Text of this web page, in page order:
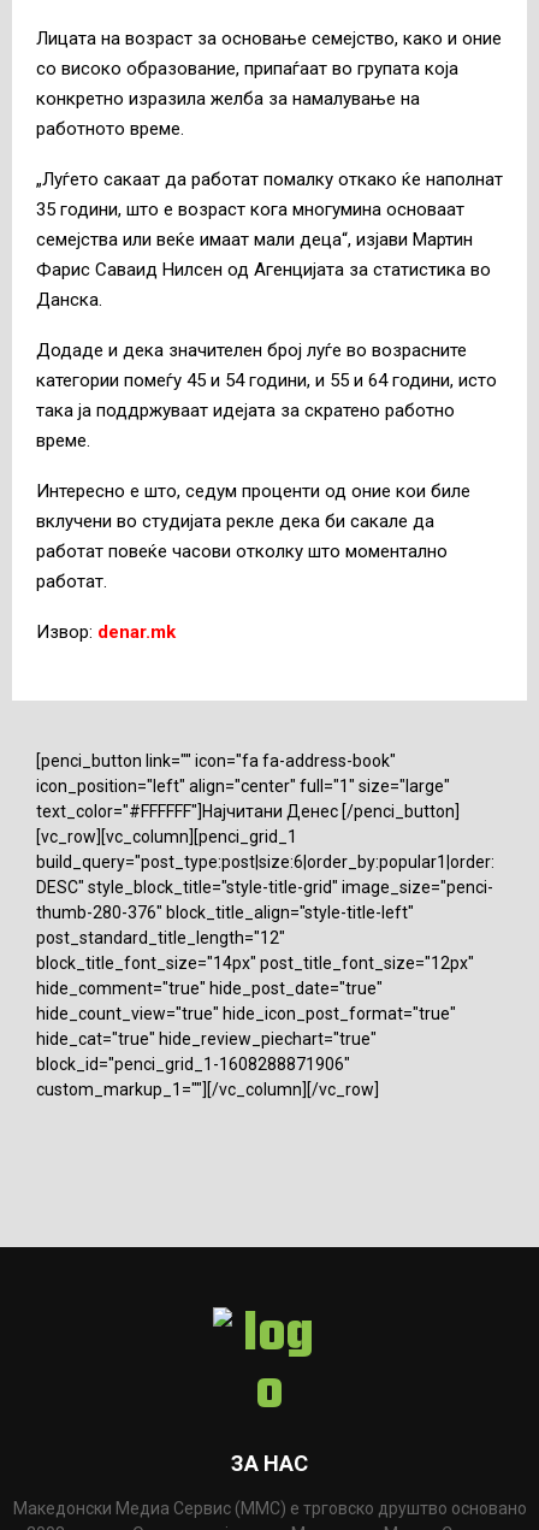
Лицата на возраст за основање семејство, како и оние
со високо образование, припаѓаат во групата која
конкретно изразила желба за намалување на
работното време.
„Луѓето сакаат да работат помалку откако ќе наполнат
35 години, што е возраст кога многумина основаат
семејства или веќе имаат мали деца“, изјави Мартин
Фарис Саваид Нилсен од Агенцијата за статистика во
Данска.
Додаде и дека значителен број луѓе во возрасните
категории помеѓу 45 и 54 години, и 55 и 64 години, исто
така ја поддржуваат идејата за скратено работно
време.
Интересно е што, седум проценти од оние кои биле
вклучени во студијата рекле дека би сакале да
работат повеќе часови отколку што моментално
работат.
Извор: denar.mk
[penci_button link="" icon="fa fa-address-book"
icon_position="left" align="center" full="1" size="large"
text_color="#FFFFFF"]Најчитани Денес [/penci_button]
[vc_row][vc_column][penci_grid_1
build_query="post_type:post|size:6|order_by:popular1|order:
DESC" style_block_title="style-title-grid" image_size="penci-
thumb-280-376" block_title_align="style-title-left"
post_standard_title_length="12"
block_title_font_size="14px" post_title_font_size="12px"
hide_comment="true" hide_post_date="true"
hide_count_view="true" hide_icon_post_format="true"
hide_cat="true" hide_review_piechart="true"
block_id="penci_grid_1-1608288871906"
custom_markup_1=""][/vc_column][/vc_row]
ЗА НАС
Македонски Медиа Сервис (ММС) е трговско друштво основано